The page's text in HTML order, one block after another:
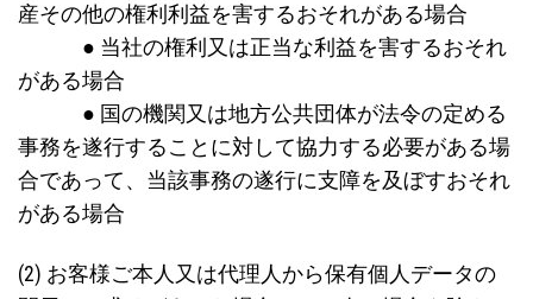
産その他の権利利益を害するおそれがある場合
● 当社の権利又は正当な利益を害するおそれ
がある場合
● 国の機関又は地方公共団体が法令の定める
事務を遂行することに対して協力する必要がある場
合であって、当該事務の遂行に支障を及ぼすおそれ
がある場合
(2) お客様ご本人又は代理人から保有個人データの